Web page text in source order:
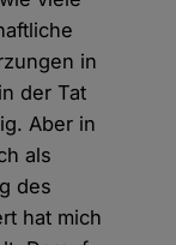
in
der Tat
Aber in
als
des
hat mich